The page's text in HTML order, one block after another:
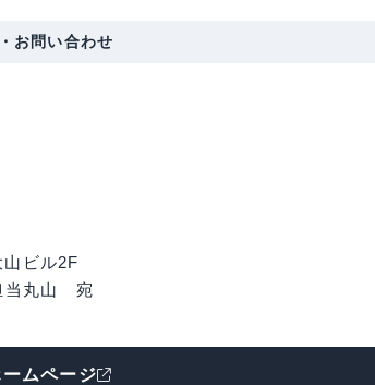
お問い合わせ
ビル2F
当丸山 宛
ムページ